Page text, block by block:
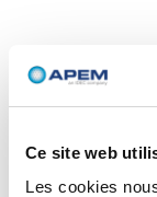
Ce site web
Les cookies